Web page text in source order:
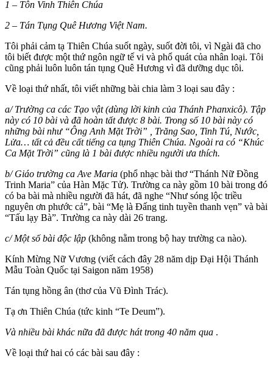
1 – Tôn Vinh Thiên Chúa
2 – Tán Tụng Quê Hương Việt Nam.
Tôi phải cảm tạ Thiên Chúa suốt ngày, suốt đời tôi, vì Ngài đã cho
tôi biết được một thứ ngôn ngữ tế vi và phổ quát của nhân loại. Tôi
cũng phải luôn luôn tán tụng Quê Hương vì đã dưỡng dục tôi.
Về loại thứ nhất, tôi viết những bài chia làm 3 loại sau đây :
a/ Trường ca các Tạo vật (dùng lời kinh của Thánh Phanxicô). Tập
này có 10 bài và đã hoàn tất được 8 bài. Trong số 10 bài này có
những bài như “Ông Anh Mặt Trời” , Trăng Sao, Tinh Tú, Nước,
Lửa… tất cả đều cất tiếng ca tụng Thiên Chúa. Ngoài ra có “Khúc
Ca Mặt Trời” cũng là 1 bài được nhiều người ưa thích.
b/ Giáo trường ca Ave Maria (phổ nhạc bài thơ “Thánh Nữ Đồng
Trinh Maria” của Hàn Mặc Tử). Trường ca này gồm 10 bài trong đó
có ba bài mà nhiều người đã hát, đã nghe “Như sóng lộc triều
nguyên ơn phước cả”, bài “Mẹ là Đấng tinh tuyền thanh vẹn” và bài
“Tấu lạy Bà”. Trường ca này dài 26 trang.
c/ Một số bài độc lập (không nằm trong bộ hay trường ca nào).
Kính Mừng Nữ Vương (viết cách đây 28 năm dịp Đại Hội Thánh
Mẫu Toàn Quốc tại Saigon năm 1958)
Tán tụng hồng ân (thơ của Vũ Đình Trác).
Tạ ơn Thiên Chúa (tức kinh “Te Deum”).
Và nhiều bài khác nữa đã được hát trong 40 năm qua .
Về loại thứ hai có các bài sau đây :